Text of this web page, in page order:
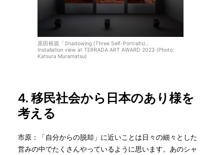
原田裕規「Shadowing (Three Self-Portraits)」
Installation view at TERRADA ART AWARD 2023 (Photo:
Katsura Muramatsu)
4. 移民社会から日本のあり様を
考える
市原：「自分からの脱却」に近いことは日々の細々とした
営みの中でたくさんやっているように思います。あのシャ